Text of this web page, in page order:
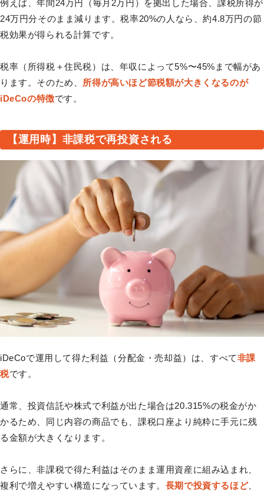
例えば、年間24万円（毎月2万円）を拠出した場合、課税所得が
24万円分そのまま減ります。税率20%の人なら、約4.8万円の節
税効果が得られる計算です。
税率（所得税＋住民税）は、年収によって5%〜45%まで幅があ
ります。そのため、 所得が高いほど節税額が大きくなるのが
iDeCoの特徴です。
【運用時】非課税で再投資される
iDeCoで運用して得た利益（分配金・売却益）は、すべて非課
税です。
通常、投資信託や株式で利益が出た場合は20.315%の税金がか
かるため、同じ内容の商品でも、課税口座より純粋に手元に残
る金額が大きくなります。
さらに、非課税で得た利益はそのまま運用資産に組み込まれ、
複利で増えやすい構造になっています。 長期で投資するほど、